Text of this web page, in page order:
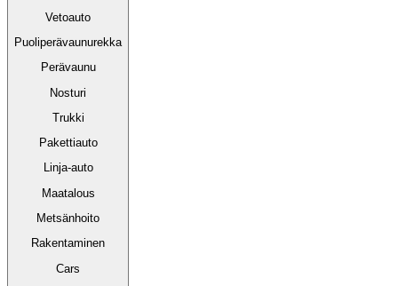
Vetoauto
Puoliperävaunurekka
Perävaunu
Nosturi
Trukki
Pakettiauto
Linja-auto
Maatalous
Metsänhoito
Rakentaminen
Cars